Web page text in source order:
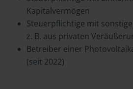
Kapitalvermögen
Steuerpflichtige mit
z. B. aus privaten
Betreiber einer
(seit 2022)